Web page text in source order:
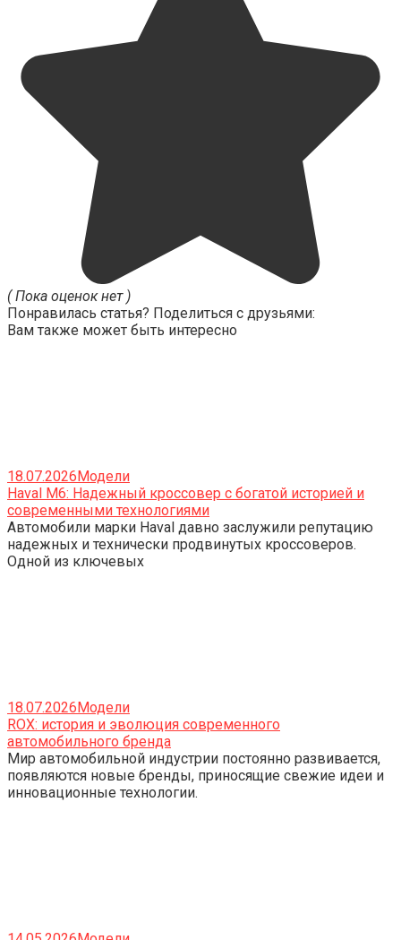
( Пока оценок нет )
Понравилась статья? Поделиться с друзьями:
Вам также может быть интересно
18.07.2026Модели
Haval M6: Надежный кроссовер с богатой историей и
современными технологиями
Автомобили марки Haval давно заслужили репутацию
надежных и технически продвинутых кроссоверов.
Одной из ключевых
18.07.2026Модели
ROX: история и эволюция современного
автомобильного бренда
Мир автомобильной индустрии постоянно развивается,
появляются новые бренды, приносящие свежие идеи и
инновационные технологии.